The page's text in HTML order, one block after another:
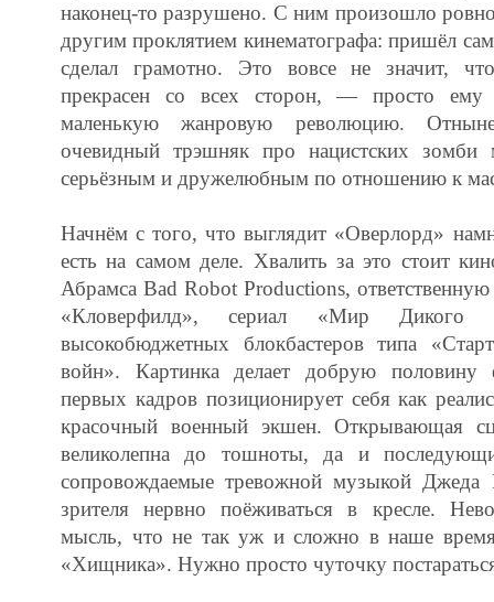
наконец-то разрушено. С ним произошло
другим проклятием кинематографа: пришёл
сделал грамотно. Это вовсе не значит,
прекрасен со всех сторон, — просто ему
маленькую жанровую революцию.
очевидный трэшняк про нацистских зомби
серьёзным и дружелюбным по отношению к
Начнём с того, что выглядит «Оверлорд»
есть на самом деле. Хвалить за это стоит
Абрамса Bad Robot Productions,
«Кловерфилд», сериал «Мир
высокобюджетных блокбастеров типа
войн». Картинка делает добрую
первых кадров позиционирует себя как
красочный военный экшен. Открывающая
великолепна до тошноты, да и
сопровождаемые тревожной музыкой Джеда
зрителя нервно поёживаться в кресле.
мысль, что не так уж и сложно в наше время
«Хищника». Нужно просто чуточку